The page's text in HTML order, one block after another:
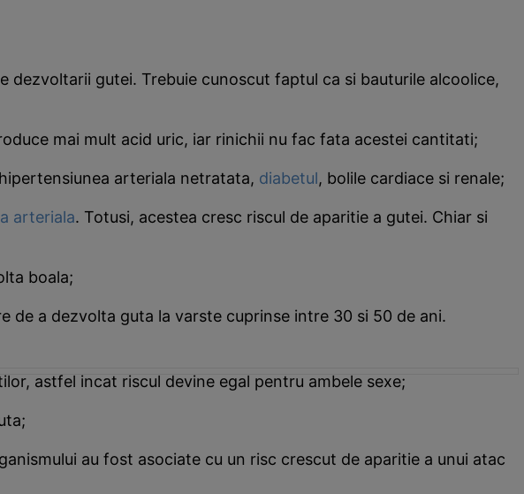
dezvoltarii gutei. Trebuie cunoscut faptul ca si bauturile alcoolice,
mai mult acid uric, iar rinichii nu fac fata acestei cantitati;
arteriala netratata, diabetul, bolile cardiace si renale;
arteriala. Totusi, acestea cresc riscul de aparitie a gutei. Chiar si
boala;
de a dezvolta guta la varste cuprinse intre 30 si 50 de ani.
astfel incat riscul devine egal pentru ambele sexe;
au fost asociate cu un risc crescut de aparitie a unui atac